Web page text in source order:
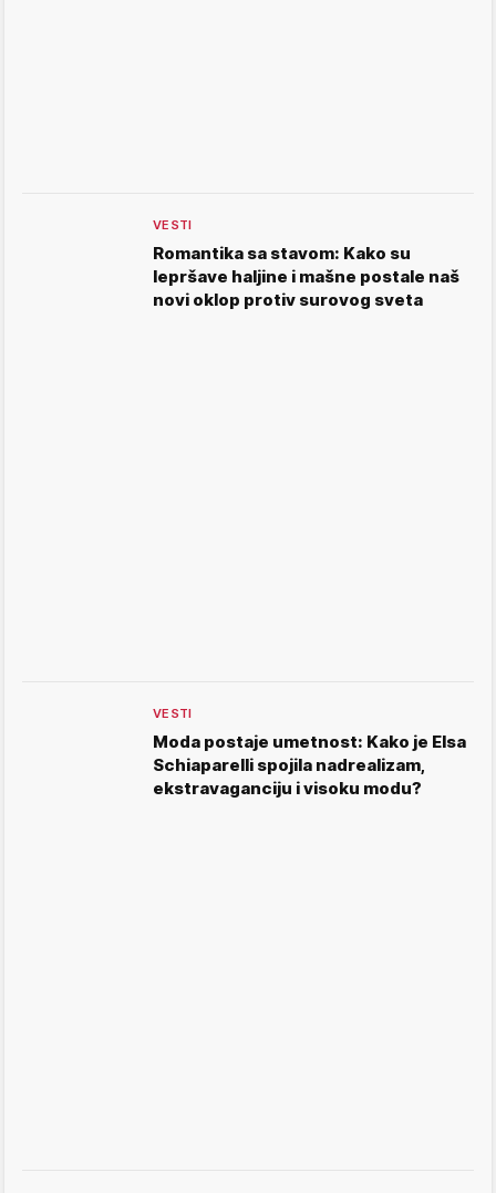
VESTI
Romantika sa stavom: Kako su
lepršave haljine i mašne postale naš
novi oklop protiv surovog sveta
VESTI
Moda postaje umetnost: Kako je Elsa
Schiaparelli spojila nadrealizam,
ekstravaganciju i visoku modu?